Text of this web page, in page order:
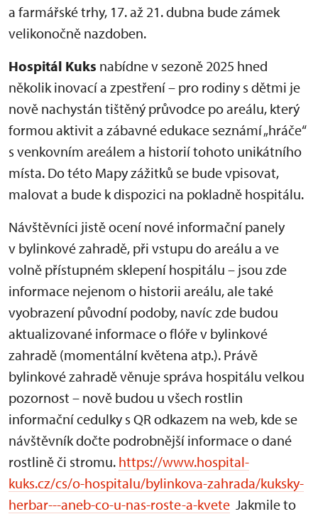
a farmářské trhy, 17. až 21. dubna bude zámek
velikonočně nazdoben.
Hospitál Kuks nabídne v sezoně 2025 hned
několik inovací a zpestření – pro rodiny s dětmi je
nově nachystán tištěný průvodce po areálu, který
formou aktivit a zábavné edukace seznámí „hráče“
s venkovním areálem a historií tohoto unikátního
místa. Do této Mapy zážitků se bude vpisovat,
malovat a bude k dispozici na pokladně hospitálu.
Návštěvníci jistě ocení nové informační panely
v bylinkové zahradě, při vstupu do areálu a ve
volně přístupném sklepení hospitálu – jsou zde
informace nejenom o historii areálu, ale také
vyobrazení původní podoby, navíc zde budou
aktualizované informace o flóře v bylinkové
zahradě (momentální květena atp.). Právě
bylinkové zahradě věnuje správa hospitálu velkou
pozornost – nově budou u všech rostlin
informační cedulky s QR odkazem na web, kde se
návštěvník dočte podrobnější informace o dané
rostlině či stromu. https://www.hospital-
kuks.cz/cs/o-hospitalu/bylinkova-zahrada/kuksky-
herbar---aneb-co-u-nas-roste-a-kvete Jakmile to